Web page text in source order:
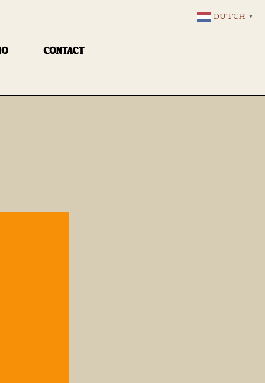
CONTACT
DUTCH ▼